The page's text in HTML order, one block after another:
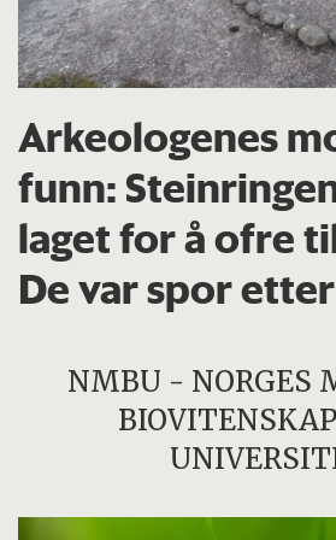
Arkeologenes
funn:
laget for å ofre
De var spor
NMBU - NORGES